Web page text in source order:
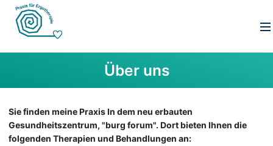
Über uns
Sie finden meine Praxis In dem neu erbauten
Gesundheitszentrum, "burg forum". Dort bieten Ihnen die
folgenden Therapien und Behandlungen an: